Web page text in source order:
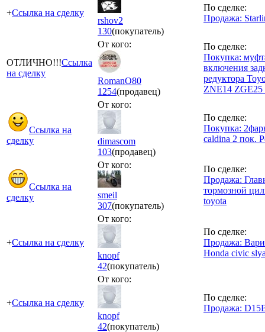
+Ссылка на сделку
rshov2
130(покупатель)
По сделке:
Продажа:
ОТЛИЧНО!!!Ссылка
на сделку
От кого:
RomanO80
1254(продавец)
По сделке:
Покупка:
включения
редуктора
ZNE14
Ссылка на
сделку
От кого:
dimascom
103(продавец)
По сделке:
Покупка:
caldina 2 пок.
Ссылка на
сделку
От кого:
smeil
307(покупатель)
По сделке:
Продажа:
тормозной
toyota
+Ссылка на сделку
От кого:
knopf
42(покупатель)
По сделке:
Продажа:
Honda civic
+Ссылка на сделку
От кого:
knopf
42(покупатель)
По сделке:
Продажа: